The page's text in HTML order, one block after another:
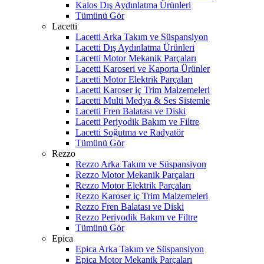
Kalos Dış Aydınlatma Ürünleri
Tümünü Gör
Lacetti
Lacetti Arka Takım ve Süspansiyon
Lacetti Dış Aydınlatma Ürünleri
Lacetti Motor Mekanik Parçaları
Lacetti Karoseri ve Kaporta Ürünler
Lacetti Motor Elektrik Parçaları
Lacetti Karoser iç Trim Malzemeleri
Lacetti Multi Medya & Ses Sistemle
Lacetti Fren Balatası ve Diski
Lacetti Periyodik Bakım ve Filtre
Lacetti Soğutma ve Radyatör
Tümünü Gör
Rezzo
Rezzo Arka Takım ve Süspansiyon
Rezzo Motor Mekanik Parçaları
Rezzo Motor Elektrik Parçaları
Rezzo Karoser iç Trim Malzemeleri
Rezzo Fren Balatası ve Diski
Rezzo Periyodik Bakım ve Filtre
Tümünü Gör
Epica
Epica Arka Takım ve Süspansiyon
Epica Motor Mekanik Parçaları